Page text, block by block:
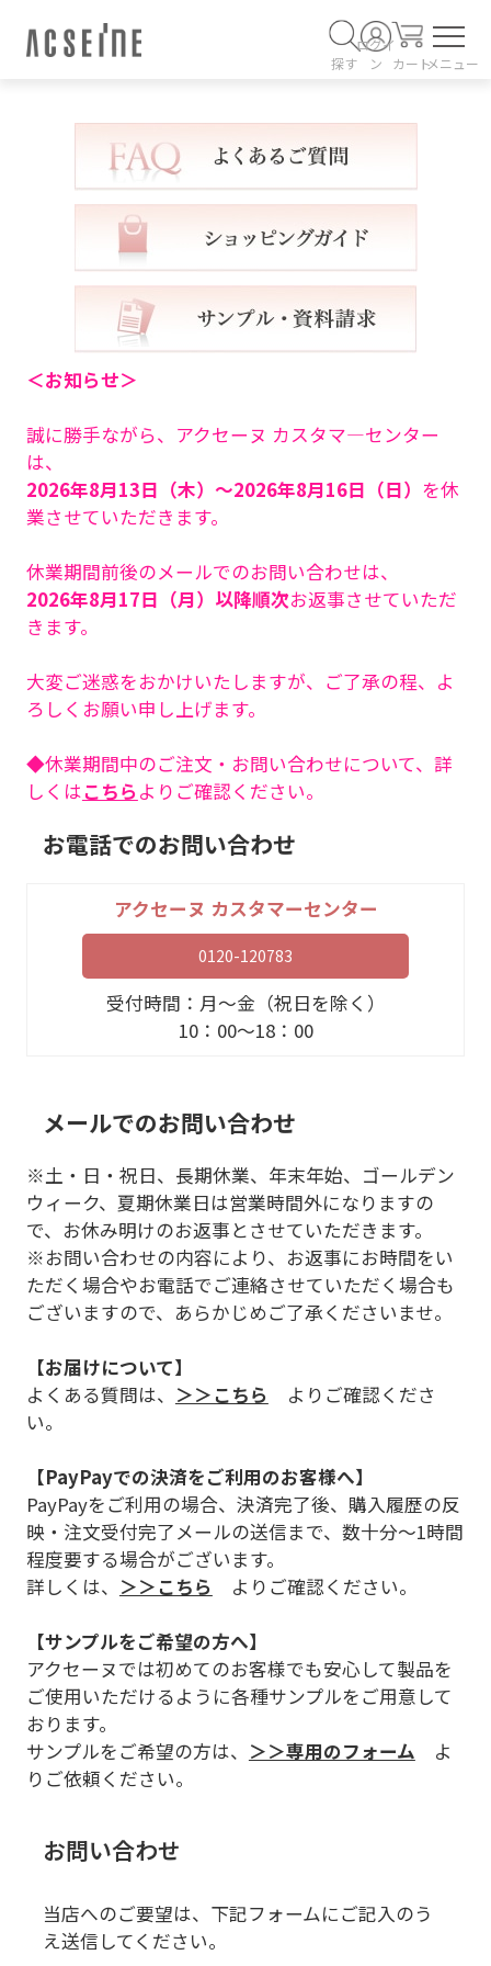
探す
ログイ
ン
カートメニュー
＜お知らせ＞
誠に勝手ながら、アクセーヌ カスタマ―センター
は、
2026年8月13日（木）～2026年8月16日（日） を休
業させていただきます。
休業期間前後のメールでのお問い合わせは、
2026年8月17日（月）以降順次お返事させていただ
きます。
大変ご迷惑をおかけいたしますが、ご了承の程、よ
ろしくお願い申し上げます。
◆休業期間中のご注文・お問い合わせについて、詳
しくはこちら よりご確認ください。
お電話でのお問い合わせ
アクセーヌ カスタマーセンター
0120-120783
受付時間：月～金（祝日を除く）
10：00～18：00
メールでのお問い合わせ
※土・日・祝日、長期休業、年末年始、ゴールデン
ウィーク、夏期休業日は営業時間外になりますの
で、お休み明けのお返事とさせていただきます。
※お問い合わせの内容により、お返事にお時間をい
ただく場合やお電話でご連絡させていただく場合も
ございますので、あらかじめご了承くださいませ。
【お届けについて】
よくある質問は、 ＞＞こちら
よりご確認くださ
い。
【PayPayでの決済をご利用のお客様へ】
PayPayをご利用の場合、決済完了後、購入履歴の反
映・注文受付完了メールの送信まで、数十分～1時間
程度要する場合がございます。
詳しくは、 ＞＞こちら よりご確認ください。
【サンプルをご希望の方へ】
アクセーヌでは初めてのお客様でも安心して製品を
ご使用いただけるように各種サンプルをご用意して
おります。
サンプルをご希望の方は、 ＞＞専用のフォーム よ
りご依頼ください。
お問い合わせ
当店へのご要望は、下記フォームにご記入のう
え送信してください。